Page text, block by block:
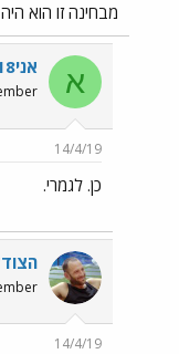
מבחינה זו הוא
א אני2018
14/4/19
כן. לגמרי.
14/4/19